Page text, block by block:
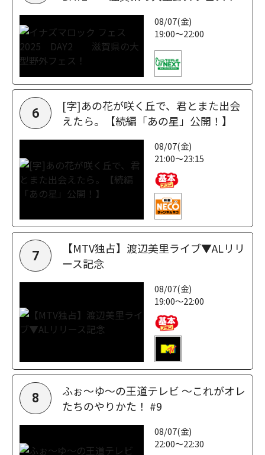
08/07(金)
19:00～22:00
6
[字]あの花が咲く丘で、君とまた出会
えたら。【続編「あの星」公開！】
08/07(金)
21:00～23:15
7
【MTV独占】渡辺美里ライブ▼ALリリ
ース記念
08/07(金)
19:00～22:00
8
ふぉ～ゆ～の王道テレビ ～これがオレ
たちのやりかた！ #9
08/07(金)
22:00～22:30